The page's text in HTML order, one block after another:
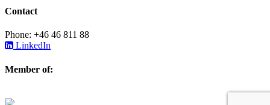
Contact
Phone: +46 46 811 88
LinkedIn
Member of: